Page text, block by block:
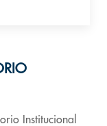
Institucional